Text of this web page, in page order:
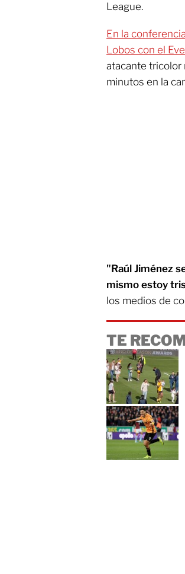
League.
En la
Lobos con el
atacante tricolor
minutos en la
"Raúl Jiménez
mismo estoy
los medios de
TE